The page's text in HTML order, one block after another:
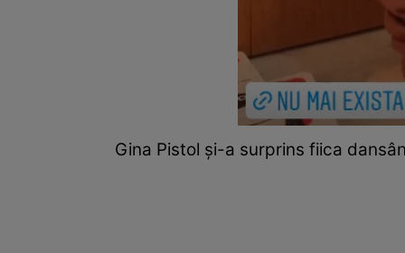
Gina Pistol și-a surprins fiica